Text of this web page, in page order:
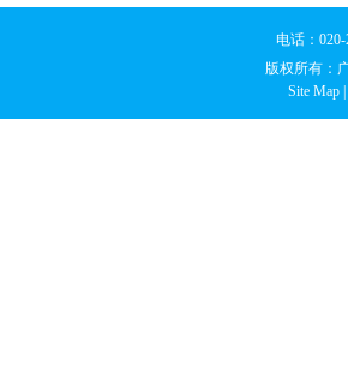
电话：
版权所有：
Site Map